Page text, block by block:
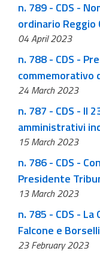
n. 789 - CDS -
ordinario Reggio
04 April 2023
n. 788 - CDS -
commemorativo
intitolazione
Franco Frattini"
24 March 2023
n. 787 - CDS - Il
amministrativi
15 March 2023
n. 786 - CDS -
Presidente
13 March 2023
n. 785 - CDS -
Falcone e
23 February 2023